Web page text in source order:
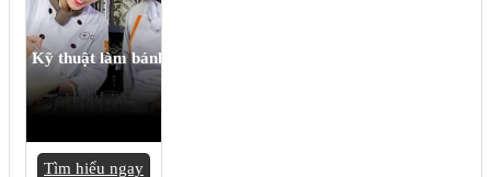
Kỹ thuật làm bánh
Tìm hiểu ngay